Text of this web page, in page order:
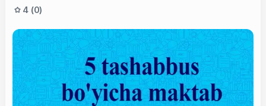
4 (0)